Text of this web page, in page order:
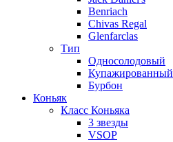
Benriach
Chivas Regal
Glenfarclas
Тип
Односолодовый
Купажированный
Бурбон
Коньяк
Класс Коньяка
3 звезды
VSOP